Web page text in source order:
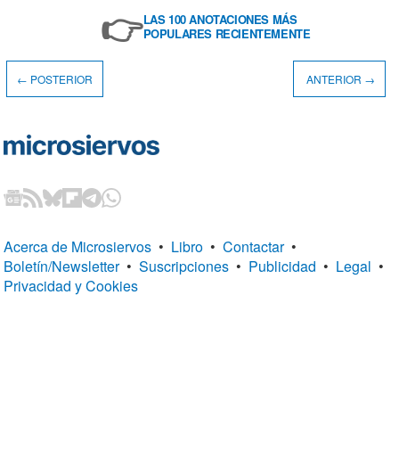
👉LAS 100 ANOTACIONES MÁS
POPULARES RECIENTEMENTE
← POSTERIOR ANTERIOR →
Acerca de Microsiervos • Libro • Contactar •
Boletín/Newsletter • Suscripciones • Publicidad • Legal •
Privacidad y Cookies